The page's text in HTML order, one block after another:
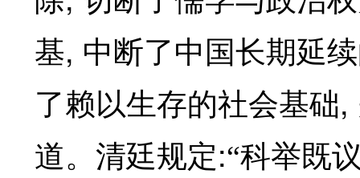
基, 中断了中国长期延
了赖以生存的社会基础,
道。清廷规定:“科举既